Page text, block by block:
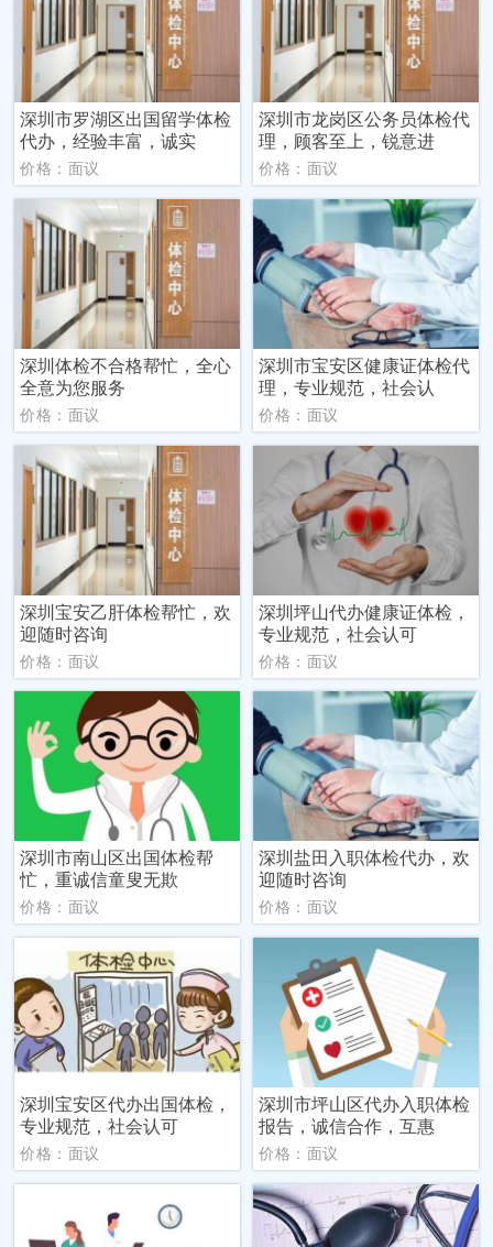
深圳市罗湖区出国留学体检
代办，经验丰富，诚实
价格：面议
深圳市龙岗区公务员体检代
理，顾客至上，锐意进
价格：面议
深圳体检不合格帮忙，全心
全意为您服务
价格：面议
深圳市宝安区健康证体检代
理，专业规范，社会认
价格：面议
深圳宝安乙肝体检帮忙，欢
迎随时咨询
价格：面议
深圳坪山代办健康证体检，
专业规范，社会认可
价格：面议
深圳市南山区出国体检帮
忙，重诚信童叟无欺
价格：面议
深圳盐田入职体检代办，欢
迎随时咨询
价格：面议
深圳宝安区代办出国体检，
专业规范，社会认可
价格：面议
深圳市坪山区代办入职体检
报告，诚信合作，互惠
价格：面议